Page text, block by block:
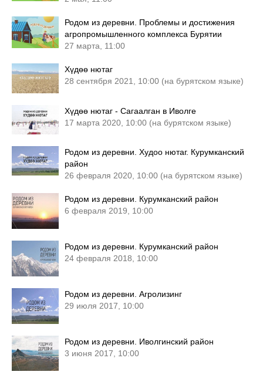
Родом из деревни. Проблемы и достижения
агропромышленного комплекса Бурятии
27 марта, 11:00
Хүдөө нютаг
28 сентября 2021, 10:00 (на бурятском языке)
Хүдөө нютаг - Сагаалган в Иволге
17 марта 2020, 10:00 (на бурятском языке)
Родом из деревни. Худоо нютаг. Курумканский
район
26 февраля 2020, 10:00 (на бурятском языке)
Родом из деревни. Курумканский район
6 февраля 2019, 10:00
Родом из деревни. Курумканский район
24 февраля 2018, 10:00
Родом из деревни. Агролизинг
29 июля 2017, 10:00
Родом из деревни. Иволгинский район
3 июня 2017, 10:00